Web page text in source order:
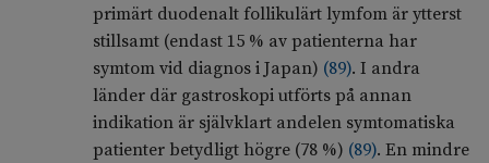
primärt duodenalt follikulärt lymfom är ytterst
stillsamt (endast 15 % av patienterna har
symtom vid diagnos i Japan) (89). I andra
länder där gastroskopi utförts på annan
indikation är självklart andelen symtomatiska
patienter betydligt högre (78 %) (89). En mindre